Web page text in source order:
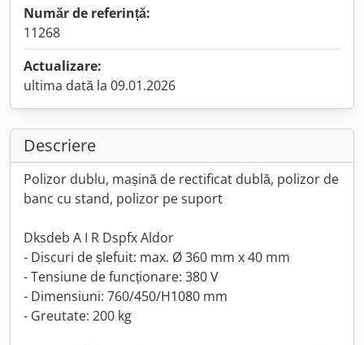
Număr de referință:
11268
Actualizare:
ultima dată la 09.01.2026
Descriere
Polizor dublu, mașină de rectificat dublă, polizor de
banc cu stand, polizor pe suport
Dksdeb A I R Dspfx Aldor
- Discuri de șlefuit: max. Ø 360 mm x 40 mm
- Tensiune de funcționare: 380 V
- Dimensiuni: 760/450/H1080 mm
- Greutate: 200 kg